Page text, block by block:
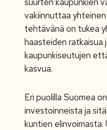
vakiinnuttaa
tehtävänä on tukea
haasteiden ratkaisua
kaupunkiseutujen
kasvua.
Eri puolilla Suomea
investoinneista ja
kuntien elinvoimasta.